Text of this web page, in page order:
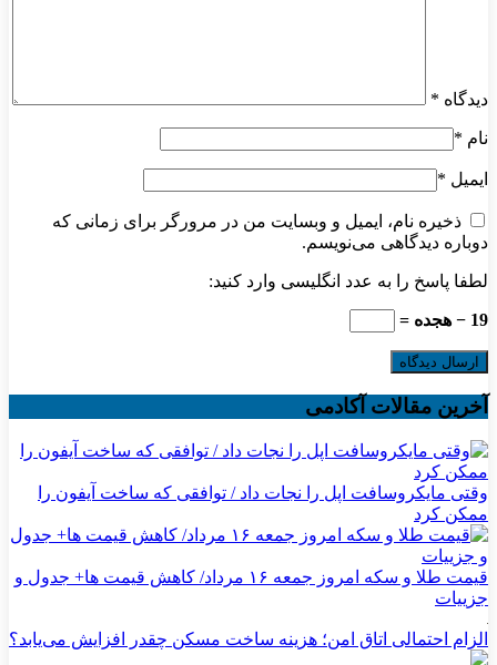
دیدگاه *
نام *
ایمیل *
ذخیره نام، ایمیل و وبسایت من در مرورگر برای زمانی که
دوباره دیدگاهی می‌نویسم.
لطفا پاسخ را به عدد انگلیسی وارد کنید:
19 − هجده =
آخرین مقالات آکادمی
وقتی مایکروسافت اپل را نجات داد / توافقی که ساخت آیفون را
ممکن کرد
قیمت طلا و سکه امروز جمعه ۱۶ مرداد/ کاهش قیمت ها+ جدول و
جزییات
الزام احتمالی اتاق امن؛ هزینه ساخت مسکن چقدر افزایش می‌یابد؟